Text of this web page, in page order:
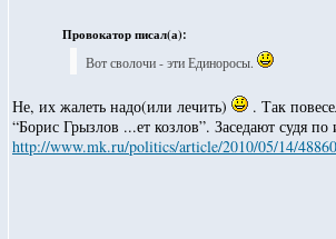
Провокатор писал(а):
Вот сволочи - эти Единоросы.
Не, их жалеть надо(или лечить)
. Так
“Борис Грызлов ...ет козлов”. Заседают судя
http://www.mk.ru/politics/article/2010/05/14/